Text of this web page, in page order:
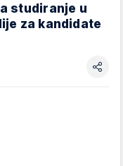
studiranje u
za kandidate